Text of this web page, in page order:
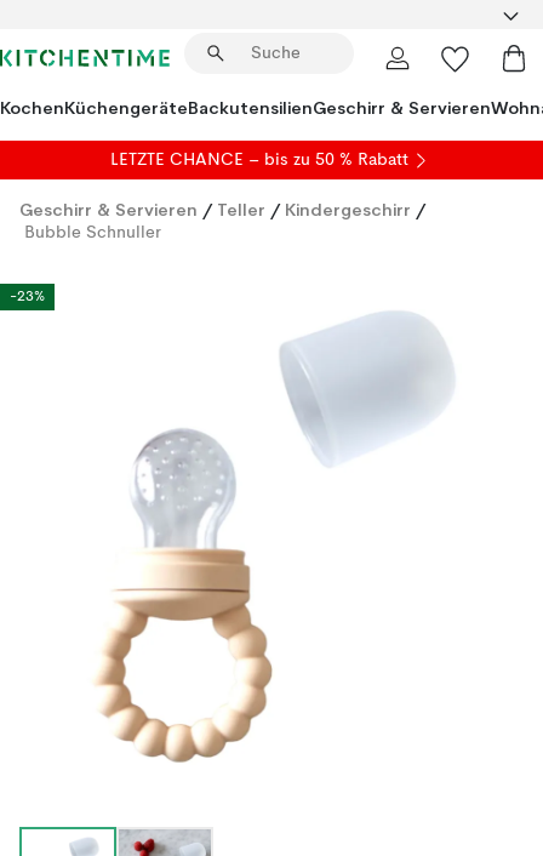
KochenKüchengeräteBackutensilienGeschirr & Servieren
LETZTE CHANCE – bis zu 50 % Rabatt
Geschirr & Servieren / Teller / Kindergeschirr /
Bubble Schnuller
-23%